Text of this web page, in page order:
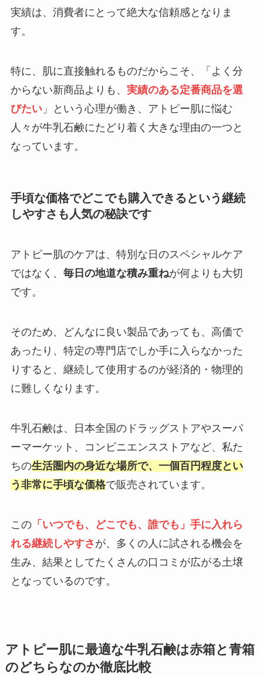
実績は、消費者にとって絶大な信頼感となりま
す。
特に、肌に直接触れるものだからこそ、「よく分
からない新商品よりも、 実績のある定番商品を選
びたい」という心理が働き、アトピー肌に悩む
人々が牛乳石鹸にたどり着く大きな理由の一つと
なっています。
手頃な価格でどこでも購入できるという継続
しやすさも人気の秘訣です
アトピー肌のケアは、特別な日のスペシャルケア
ではなく、 毎日の地道な積み重ねが何よりも大切
です。
そのため、どんなに良い製品であっても、高価で
あったり、特定の専門店でしか手に入らなかった
りすると、継続して使用するのが経済的・物理的
に難しくなります。
牛乳石鹸は、日本全国のドラッグストアやスーパ
ーマーケット、コンビニエンスストアなど、私た
ちの生活圏内の身近な場所で、一個百円程度とい
う非常に手頃な価格で販売されています。
この「いつでも、どこでも、誰でも」手に入れら
れる継続しやすさ が、多くの人に試される機会を
生み、結果としてたくさんの口コミが広がる土壌
となっているのです。
アトピー肌に最適な牛乳石鹸は赤箱と青箱
のどちらなのか徹底比較